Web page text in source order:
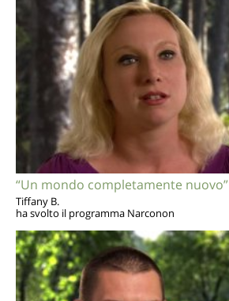
“Un mondo completamente nuovo”
Tiffany B.
ha svolto il programma Narconon